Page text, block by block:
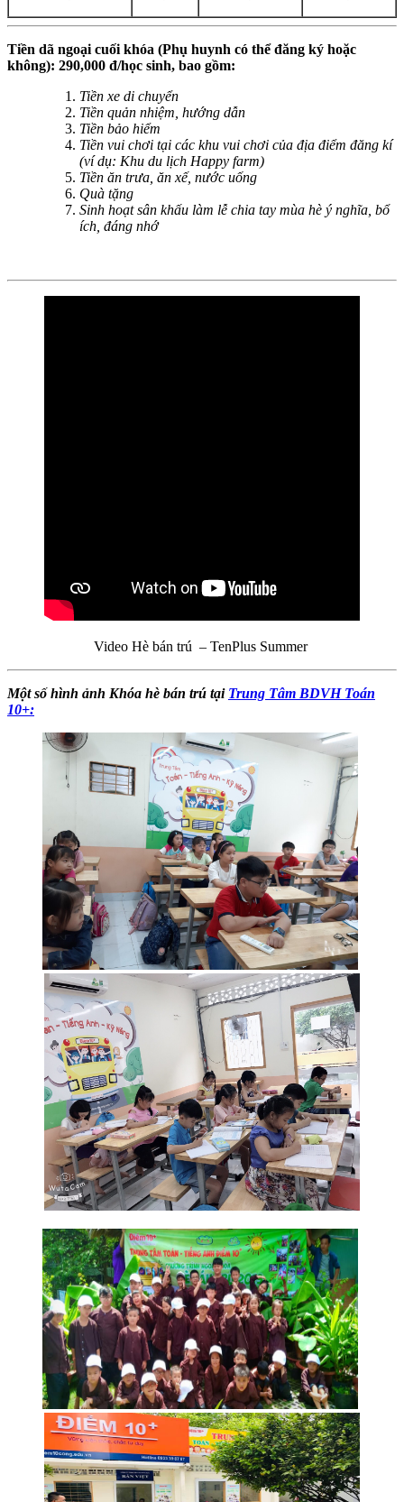
Tiền dã ngoại cuối khóa (Phụ huynh có thể đăng ký hoặc
không): 290,000 đ/học sinh, bao gồm:
Tiền xe di chuyển
Tiền quản nhiệm, hướng dẫn
Tiền bảo hiểm
Tiền vui chơi tại các khu vui chơi của địa điểm đăng kí
(ví dụ: Khu du lịch Happy farm)
Tiền ăn trưa, ăn xế, nước uống
Quà tặng
Sinh hoạt sân khấu làm lễ chia tay mùa hè ý nghĩa, bổ
ích, đáng nhớ
Video Hè bán trú – TenPlus Summer
Một số hình ảnh Khóa hè bán trú tại Trung Tâm BDVH Toán
10+: